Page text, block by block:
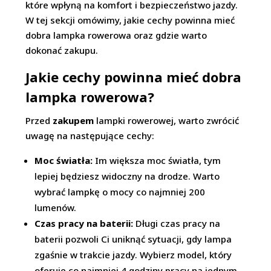
które wpłyną na komfort i bezpieczeństwo jazdy.
W tej sekcji omówimy, jakie cechy powinna mieć
dobra lampka rowerowa oraz gdzie warto
dokonać zakupu.
Jakie cechy powinna mieć dobra
lampka rowerowa?
Przed zakupem lampki rowerowej, warto zwrócić
uwagę na następujące cechy:
Moc światła: Im większa moc światła, tym
lepiej będziesz widoczny na drodze. Warto
wybrać lampkę o mocy co najmniej 200
lumenów.
Czas pracy na baterii: Długi czas pracy na
baterii pozwoli Ci uniknąć sytuacji, gdy lampa
zgaśnie w trakcie jazdy. Wybierz model, który